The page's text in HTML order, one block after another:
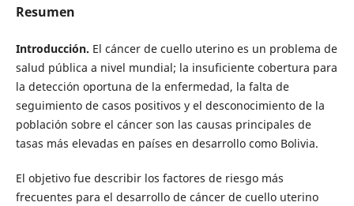
Resumen
Introducción. El cáncer de cuello uterino es un problema de
salud pública a nivel mundial; la insuficiente cobertura para
la detección oportuna de la enfermedad, la falta de
seguimiento de casos positivos y el desconocimiento de la
población sobre el cáncer son las causas principales de
tasas más elevadas en países en desarrollo como Bolivia.
El objetivo fue describir los factores de riesgo más
frecuentes para el desarrollo de cáncer de cuello uterino